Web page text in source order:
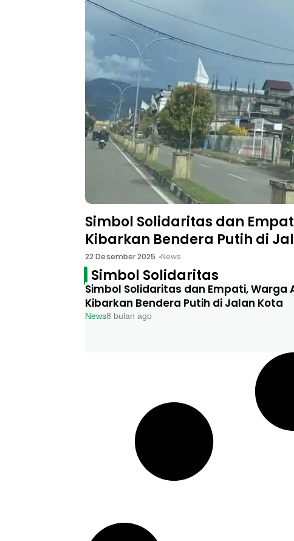
Simbol Solidaritas dan
Kibarkan Bendera Putih di
22 Desember 2025 News
Simbol Solidaritas
Simbol Solidaritas dan Empati, Warga
Kibarkan Bendera Putih di Jalan Kota
News8 bulan ago